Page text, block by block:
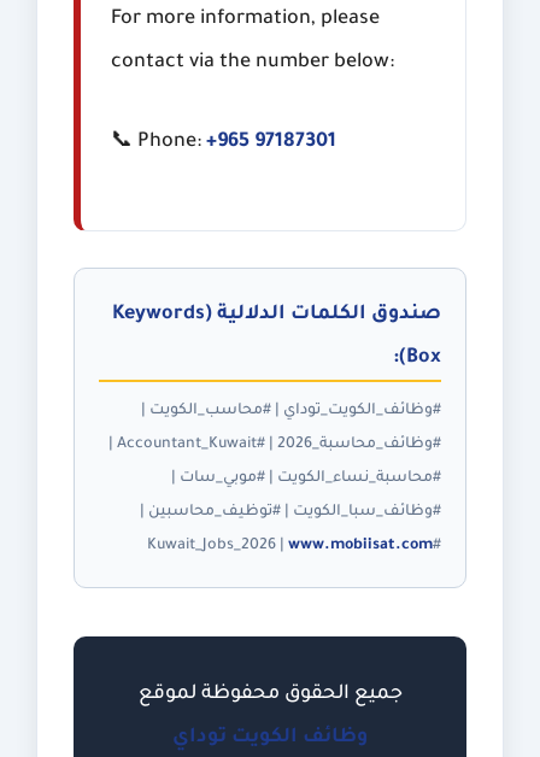
For more information, please
contact via the number below:
📞 Phone: +965 97187301
صندوق الكلمات الدلالية (Keywords
Box):
#وظائف_الكويت_توداي | #محاسب_الكويت |
#محاسبة_نساء_الكويت | #موبي_سات |
#وظائف_سبا_الكويت | #توظيف_محاسبين |
#Kuwait_Jobs_2026 |
www.mobiisat.com
جميع الحقوق محفوظة لموقع
وظائف الكويت توداي